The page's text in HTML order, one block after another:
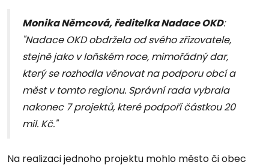
Monika Němcová, ředitelka Nadace OKD:
"Nadace OKD obdržela od svého zřizovatele,
stejně jako v loňském roce, mimořádný dar,
který se rozhodla věnovat na podporu obcí a
měst v tomto regionu. Správní rada vybrala
nakonec 7 projektů, které podpoří částkou 20
mil. Kč."
Na realizaci jednoho projektu mohlo město či obec